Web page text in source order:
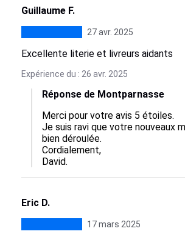
Guillaume F.
27 avr. 2025
Excellente literie et livreurs aidants
Expérience du : 26 avr. 2025
Réponse de Montparnasse
Merci pour votre avis 5 étoiles.
Je suis ravi que votre nouveaux
bien déroulée.
Cordialement,
David.
Eric D.
17 mars 2025